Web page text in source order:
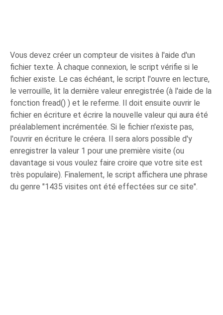
Vous devez créer un compteur de visites à l'aide d'un
fichier texte. À chaque connexion, le script vérifie si le
fichier existe. Le cas échéant, le script l'ouvre en lecture,
le verrouille, lit la dernière valeur enregistrée (à l'aide de la
fonction fread() ) et le referme. Il doit ensuite ouvrir le
fichier en écriture et écrire la nouvelle valeur qui aura été
préalablement incrémentée. Si le fichier n'existe pas,
l'ouvrir en écriture le créera. Il sera alors possible d'y
enregistrer la valeur 1 pour une première visite (ou
davantage si vous voulez faire croire que votre site est
très populaire). Finalement, le script affichera une phrase
du genre "1435 visites ont été effectées sur ce site".